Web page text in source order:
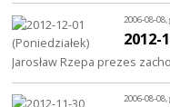
2006-08-
2012-
Jarosław Rzepa prezes
2006-08-